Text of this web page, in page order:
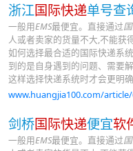
浙江国际快递单号查
一般用EMS最便宜。直接通过
人或者卖家的货量不大,不能获
如何选择最合适的国际快递系
到的是自身遇到的问题、需要
这样选择快递系统时才会更明
www.huangjia100.com/article/
剑桥国际快递便宜软
一般用EMS最便宜。直接通过